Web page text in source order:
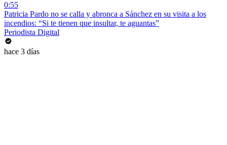
0:55
Patricia Pardo no se calla y abronca a Sánchez en su visita a los
incendios: “Si te tienen que insultar, te aguantas”
Periodista Digital
hace 3 días